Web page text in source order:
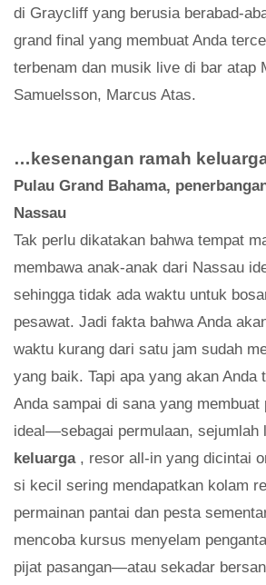
di Graycliff yang berusia berabad-
grand final yang membuat Anda
terbenam dan musik live di bar atap
Samuelsson, Marcus Atas.
…kesenangan ramah
Pulau Grand Bahama,
Nassau
Tak perlu dikatakan bahwa tempat
membawa anak-anak dari Nassau
sehingga tidak ada waktu untuk
pesawat. Jadi fakta bahwa Anda
waktu kurang dari satu jam sudah
yang baik. Tapi apa yang akan Anda
Anda sampai di sana yang membuat
ideal—sebagai permulaan, sejumlah
keluarga , resor all-in yang dicintai
si kecil sering mendapatkan kolam
permainan pantai dan pesta
mencoba kursus menyelam
pijat pasangan—atau sekadar